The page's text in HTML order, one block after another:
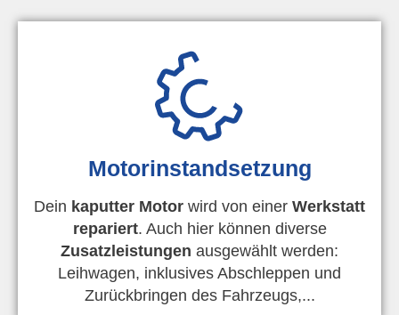
Motorinstandsetzung
Dein kaputter Motor wird von einer Werkstatt
repariert. Auch hier können diverse
Zusatzleistungen ausgewählt werden:
Leihwagen, inklusives Abschleppen und
Zurückbringen des Fahrzeugs,...